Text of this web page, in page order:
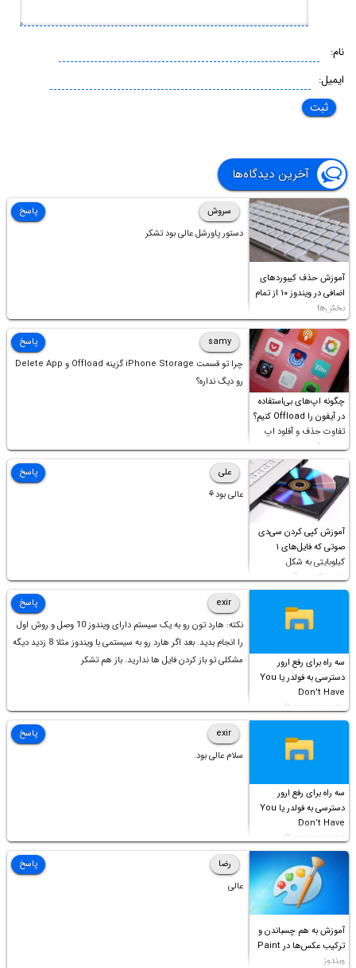
نام:
ایمیل:
آخرین دیدگاه‌ها
آموزش حذف کیبوردهای
اضافی در ویندوز ۱۰ از تمام
بخش‌ها
سروش
دستور پاورشل عالی بود تشکر
پاسخ
چگونه اپ‌های بی‌استفاده
در آیفون را Offload کنیم؟
تفاوت حذف و آفلود اپ
چیست؟
samy
چرا تو قسمت iPhone Storage گزینه Offload و Delete App
رو دیگ نداره؟
پاسخ
آموزش کپی کردن سی‌دی
صوتی که فایل‌های ۱
کیلوبایتی به شکل
شورت‌کات در آن موجود
است!
علی
عالی بود⚘
پاسخ
سه راه برای رفع ارور
دسترسی به فولدر یا You
Don’t Have
Permission to
Access this folder
exir
نکته: هارد تون رو به یک سیستم دارای ویندوز 10 وصل و روش اول
را انجام بدید. بعد اگر هارد رو به سیستمی با ویندوز مثلا 8 زدید دیگه
مشکلی تو باز کردن فایل ها ندارید. باز هم تشکر
پاسخ
سه راه برای رفع ارور
دسترسی به فولدر یا You
Don’t Have
Permission to
Access this folder
exir
سلام عالی بود.
پاسخ
آموزش به هم چسباندن و
ترکیب عکس‌ها در Paint
ویندوز
رضا
عالی
پاسخ